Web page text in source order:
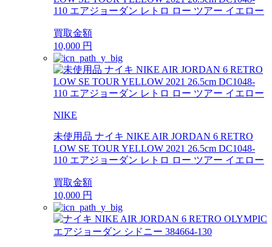
110 エアジョーダン レトロ ロー ツアー イエロー
買取金額
10,000 円
NIKE
未使用品 ナイキ NIKE AIR JORDAN 6 RETRO
LOW SE TOUR YELLOW 2021 26.5cm DC1048-
110 エアジョーダン レトロ ロー ツアー イエロー
買取金額
10,000 円